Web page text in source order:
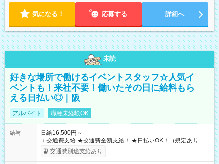
気になる！ 応募する 詳細へ
未読
好きな場所で働けるイベントスタッフ☆人気イ
ベントも！来社不要！働いたその日に給料もら
える日払い◎｜阪
アルバイト 職種未経験OK
給与
日給16,500円～
＋交通費支給 ★交通費全額支給！ ★日払いOK！（規定あり） ┗
働いたその日に現金GET♪ お仕事後はコンビニATMから 日払
交通費別途支給あり